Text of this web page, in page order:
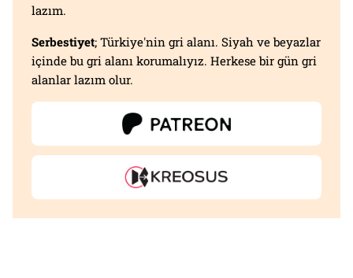
lazım.
Serbestiyet; Türkiye'nin gri alanı. Siyah ve beyazlar
içinde bu gri alanı korumalıyız. Herkese bir gün gri
alanlar lazım olur.